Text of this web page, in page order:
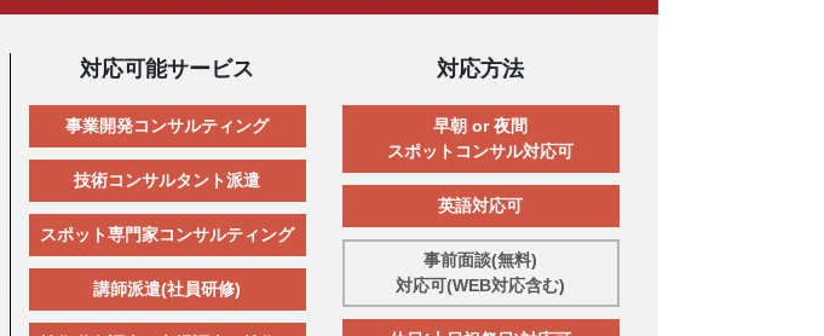
対応可能サービス
事業開発コンサルティング
技術コンサルタント派遣
スポット専門家コンサルティング
講師派遣(社員研修)
対応方法
早朝 or 夜間
スポットコンサル対応可
英語対応可
事前面談(無料)
対応可(WEB対応含む)